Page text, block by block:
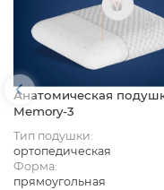
Анатомическая
Memory-3
Тип подушки:
ортопедическая
Форма:
прямоугольная